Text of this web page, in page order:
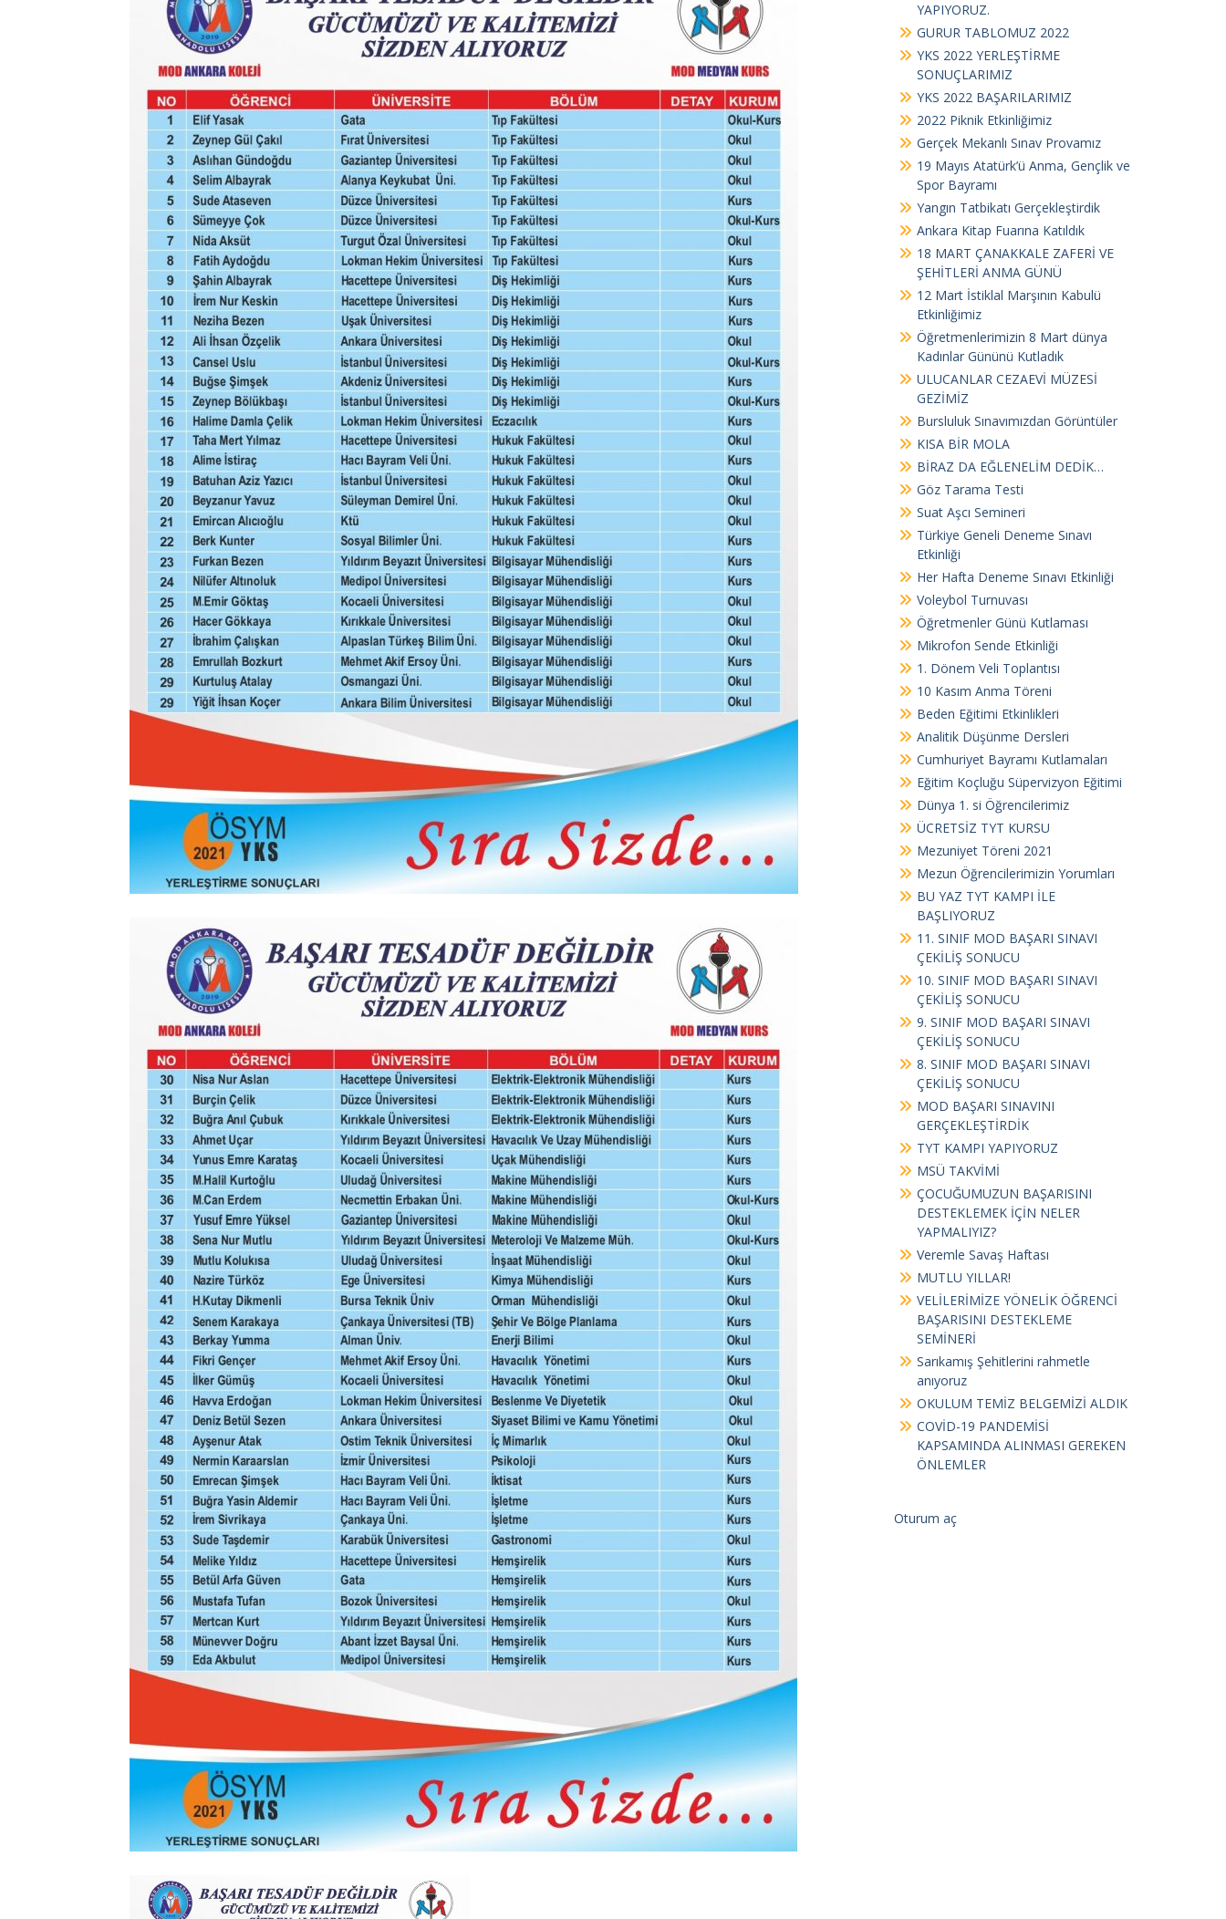
YAPIYORUZ.
GURUR TABLOMUZ 2022
YKS 2022 YERLEŞTİRME
SONUÇLARIMIZ
YKS 2022 BAŞARILARIMIZ
2022 Piknik Etkinliğimiz
Gerçek Mekanlı Sınav Provamız
19 Mayıs Atatürk’ü Anma, Gençlik ve
Spor Bayramı
Yangın Tatbikatı Gerçekleştirdik
Ankara Kitap Fuarına Katıldık
18 MART ÇANAKKALE ZAFERİ VE
ŞEHİTLERİ ANMA GÜNÜ
12 Mart İstiklal Marşının Kabulü
Etkinliğimiz
Öğretmenlerimizin 8 Mart dünya
Kadınlar Gününü Kutladık
ULUCANLAR CEZAEVİ MÜZESİ
GEZİMİZ
Bursluluk Sınavımızdan Görüntüler
KISA BİR MOLA
BİRAZ DA EĞLENELİM DEDİK…
Göz Tarama Testi
Suat Aşcı Semineri
Türkiye Geneli Deneme Sınavı
Etkinliği
Her Hafta Deneme Sınavı Etkinliği
Voleybol Turnuvası
Öğretmenler Günü Kutlaması
Mikrofon Sende Etkinliği
1. Dönem Veli Toplantısı
10 Kasım Anma Töreni
Beden Eğitimi Etkinlikleri
Analitik Düşünme Dersleri
Cumhuriyet Bayramı Kutlamaları
Eğitim Koçluğu Süpervizyon Eğitimi
Dünya 1. si Öğrencilerimiz
ÜCRETSİZ TYT KURSU
Mezuniyet Töreni 2021
Mezun Öğrencilerimizin Yorumları
BU YAZ TYT KAMPI İLE
BAŞLIYORUZ
11. SINIF MOD BAŞARI SINAVI
ÇEKİLİŞ SONUCU
10. SINIF MOD BAŞARI SINAVI
ÇEKİLİŞ SONUCU
9. SINIF MOD BAŞARI SINAVI
ÇEKİLİŞ SONUCU
8. SINIF MOD BAŞARI SINAVI
ÇEKİLİŞ SONUCU
MOD BAŞARI SINAVINI
GERÇEKLEŞTİRDİK
TYT KAMPI YAPIYORUZ
MSÜ TAKVİMİ
ÇOCUĞUMUZUN BAŞARISINI
DESTEKLEMEK İÇİN NELER
YAPMALIYIZ?
Veremle Savaş Haftası
MUTLU YILLAR!
VELİLERİMİZE YÖNELİK ÖĞRENCİ
BAŞARISINI DESTEKLEME
SEMİNERİ
Sarıkamış Şehitlerini rahmetle
anıyoruz
OKULUM TEMİZ BELGEMİZİ ALDIK
COVİD-19 PANDEMİSİ
KAPSAMINDA ALINMASI GEREKEN
ÖNLEMLER
Oturum aç